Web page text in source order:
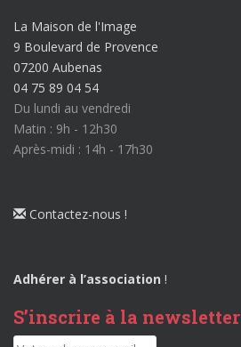
La Maison de l'Image
9 Boulevard de Provence
07200 Aubenas
04 75 89 04 54
Du lundi au vendredi
Matin : 9h - 12h30
Après-midi : 14h - 17h30
Contactez-nous !
Adhérer à l’association !
S’inscrire à la newsletter